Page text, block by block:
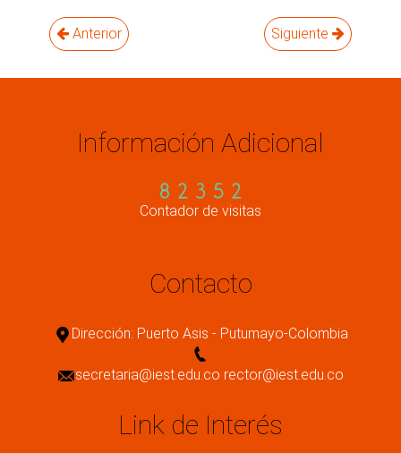
Anterior Siguiente
Información Adicional
Contador de visitas
Contacto
Dirección: Puerto Asis - Putumayo-Colombia
secretaria@iest.edu.co rector@iest.edu.co
Link de Interés